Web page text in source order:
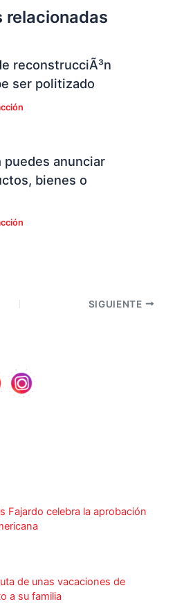
relacionadas
reconstrucciÃ³n
ser politizado
puedes anunciar
bienes o
SIGUIENTE
Fajardo celebra la aprobación
de unas vacaciones de
a su familia